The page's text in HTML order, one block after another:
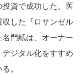
資で成功した、医
した『ロサンゼル
門紙は、オーナー
ジタル化をすすめ
。